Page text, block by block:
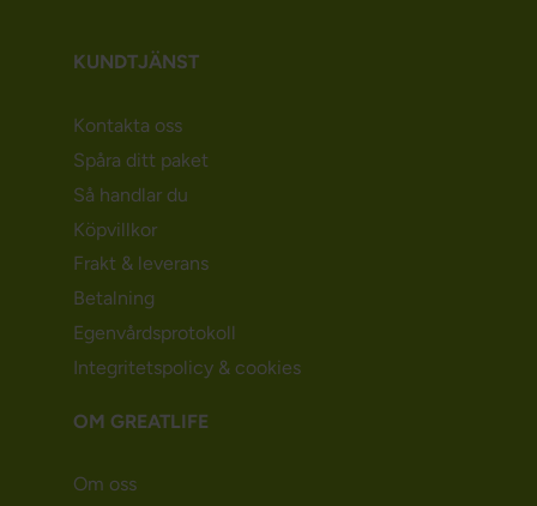
KUNDTJÄNST
Kontakta oss
Spåra ditt paket
Så handlar du
Köpvillkor
Frakt & leverans
Betalning
Egenvårdsprotokoll
Integritetspolicy & cookies
OM GREATLIFE
Om oss